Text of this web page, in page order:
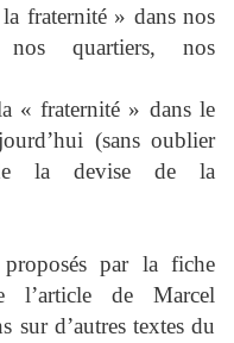
fraternité » dans nos
quartiers, nos
« fraternité » dans le
(sans oublier
la devise de la
par la fiche
l’article de Marcel
sur d’autres textes du